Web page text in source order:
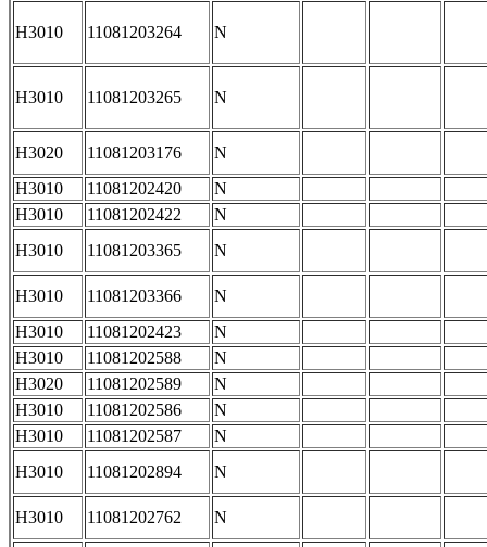
H3010 11081203264 N
H3010 11081203265 N
H3020 11081203176
N
H3010
11081202420
N
H3010
11081202422
N
H3010
11081203365 N
H3010 11081203366
N
H3010
11081202423
N
H3010
11081202588
N
H3020
11081202589
N
H3010
11081202586
N
H3010
11081202587
N
H3010
11081202894 N
H3010 11081202762 N